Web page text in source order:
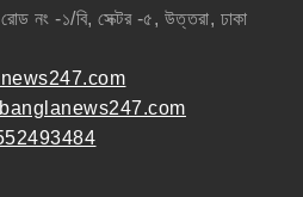
নং -১/বি, সেক্টর -৫, উত্তরা, ঢাকা